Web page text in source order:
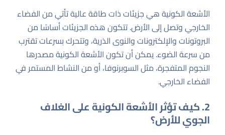
الأشعة الكونية هي جزيئات ذات طاقة عالية تأتي من الفضاء
الخارجي وتصل إلى الأرض. تتكون هذه الجزيئات أساسًا من
البروتونات والإلكترونات والنوى الذرية، وتتحرك بسرعات تقترب
من سرعة الضوء. يمكن أن تكون الأشعة الكونية مصدرها
النجوم المتفجرة، مثل السوبرنوفا، أو من النشاط المستمر في
الفضاء الخارجي.
2. كيف تؤثر الأشعة الكونية على الغلاف
الجوي للأرض؟